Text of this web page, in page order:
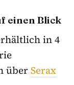
einen Blick
in 4
überSerax